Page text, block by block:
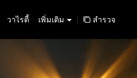
วาไรตี้ เพิ่มเติม | สำรวจ